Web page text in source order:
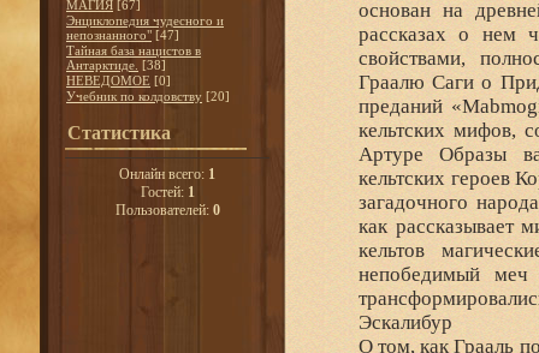
МАГИЯ [67]
Энциклопедия чудесного и
непознанного" [47]
Тайная база нацистов в
Антарктиде. [38]
НЕВЕДОМОЕ [0]
Учебник по колдовству [20]
Статистика
Онлайн всего: 1
Гостей: 1
Пользователей: 0
основан на
рассказах о нем
свойствами,
Граалю Саги о
преданий
кельтских мифов,
Артуре Образы
кельтских героев
загадочного
как рассказывает
кельтов
непобедимый
Эскалибур
О том, как Грааль